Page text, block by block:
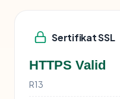
Sertifikat SSL
HTTPS Valid
R13